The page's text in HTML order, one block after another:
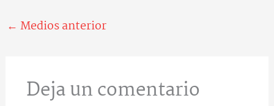
← Medios anterior
Deja un comentario